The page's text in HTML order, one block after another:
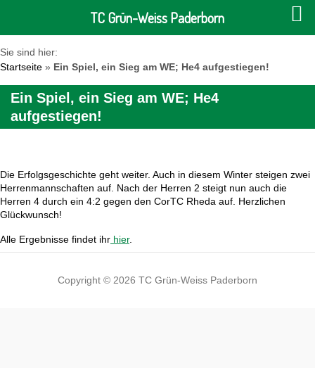
Sie sind hier:
Startseite » Ein Spiel, ein Sieg am WE; He4 aufgestiegen!
Ein Spiel, ein Sieg am WE; He4
aufgestiegen!
Die Erfolgsgeschichte geht weiter. Auch in diesem Winter steigen zwei
Herrenmannschaften auf. Nach der Herren 2 steigt nun auch die
Herren 4 durch ein 4:2 gegen den CorTC Rheda auf. Herzlichen
Glückwunsch!
Alle Ergebnisse findet ihr hier.
Copyright © 2026 TC Grün-Weiss Paderborn
TC Grün-Weiss Paderborn